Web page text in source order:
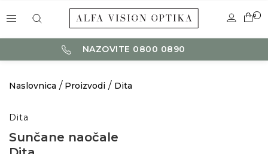
0
NAZOVITE 0800 0890
Naslovnica Proizvodi Dita
Dita
Sunčane naočale